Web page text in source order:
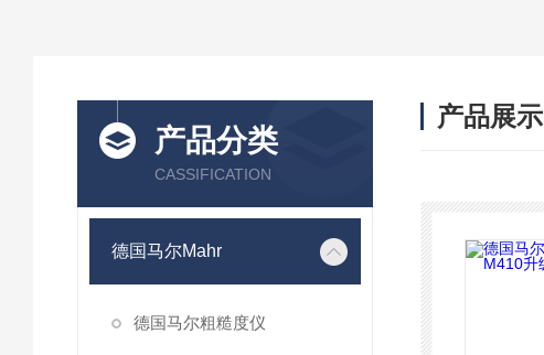
产品分类
CASSIFICATION
德国马尔Mahr
德国马尔粗糙度仪
产品展示